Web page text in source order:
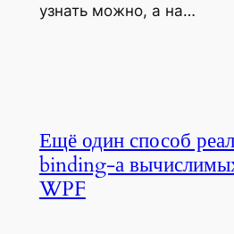
узнать можно, а на…
Ещё один способ
binding-а
WPF